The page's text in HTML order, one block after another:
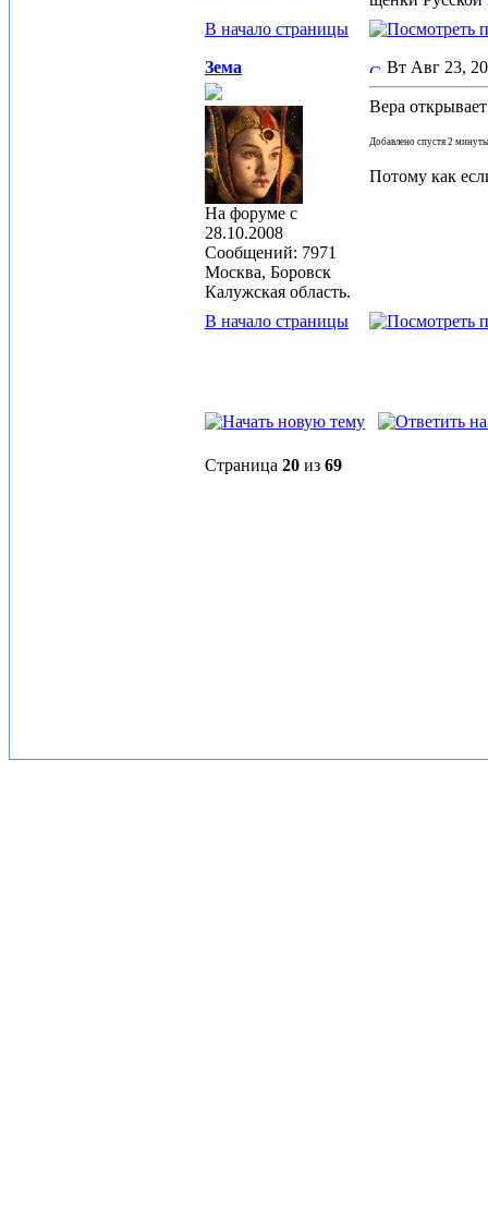
В начало страницы
Зема
На форуме с
28.10.2008
Сообщений: 7971
Москва, Боровск
Калужская область.
Вт Авг 23,
Вера
Добавлено спустя 2
Потому как
В начало страницы
Страница 20 из 69